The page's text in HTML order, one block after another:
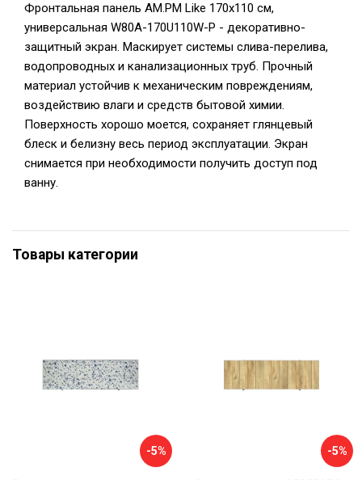
Фронтальная панель AM.PM Like 170х110 см,
универсальная W80A-170U110W-P - декоративно-
защитный экран. Маскирует системы слива-перелива,
водопроводных и канализационных труб. Прочный
материал устойчив к механическим повреждениям,
воздействию влаги и средств бытовой химии.
Поверхность хорошо моется, сохраняет глянцевый
блеск и белизну весь период эксплуатации. Экран
снимается при необходимости получить доступ под
ванну.
Товары категории
-5% -5%